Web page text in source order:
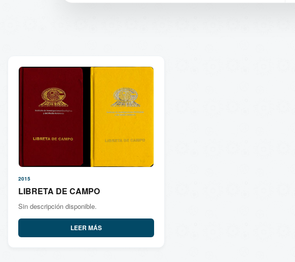
2015
LIBRETA DE CAMPO
Sin descripción disponible.
LEER MÁS